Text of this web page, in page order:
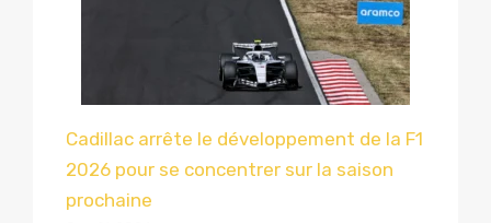
Cadillac arrête le développement de la F1
2026 pour se concentrer sur la saison
prochaine